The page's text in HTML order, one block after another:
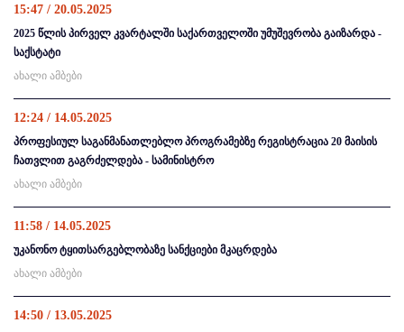
15:47 / 20.05.2025
2025 წლის პირველ კვარტალში საქართველოში უმუშევრობა გაიზარდა -
საქსტატი
ახალი ამბები
12:24 / 14.05.2025
პროფესიულ საგანმანათლებლო პროგრამებზე რეგისტრაცია 20 მაისის
ჩათვლით გაგრძელდება - სამინისტრო
ახალი ამბები
11:58 / 14.05.2025
უკანონო ტყითსარგებლობაზე სანქციები მკაცრდება
ახალი ამბები
14:50 / 13.05.2025